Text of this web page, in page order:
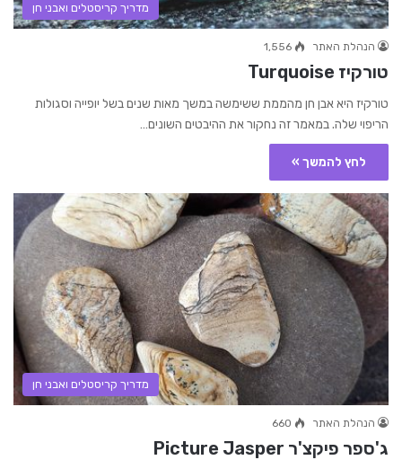
מדריך קריסטלים ואבני חן
הנהלת האתר 1,556
טורקיז Turquoise
טורקיז היא אבן חן מהממת ששימשה במשך מאות שנים בשל יופייה וסגולות
הריפוי שלה. במאמר זה נחקור את ההיבטים השונים…
לחץ להמשך »
מדריך קריסטלים ואבני חן
הנהלת האתר 660
ג'ספר פיקצ'ר Picture Jasper